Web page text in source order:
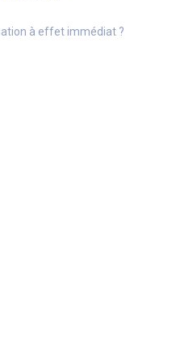
à effet immédiat ?